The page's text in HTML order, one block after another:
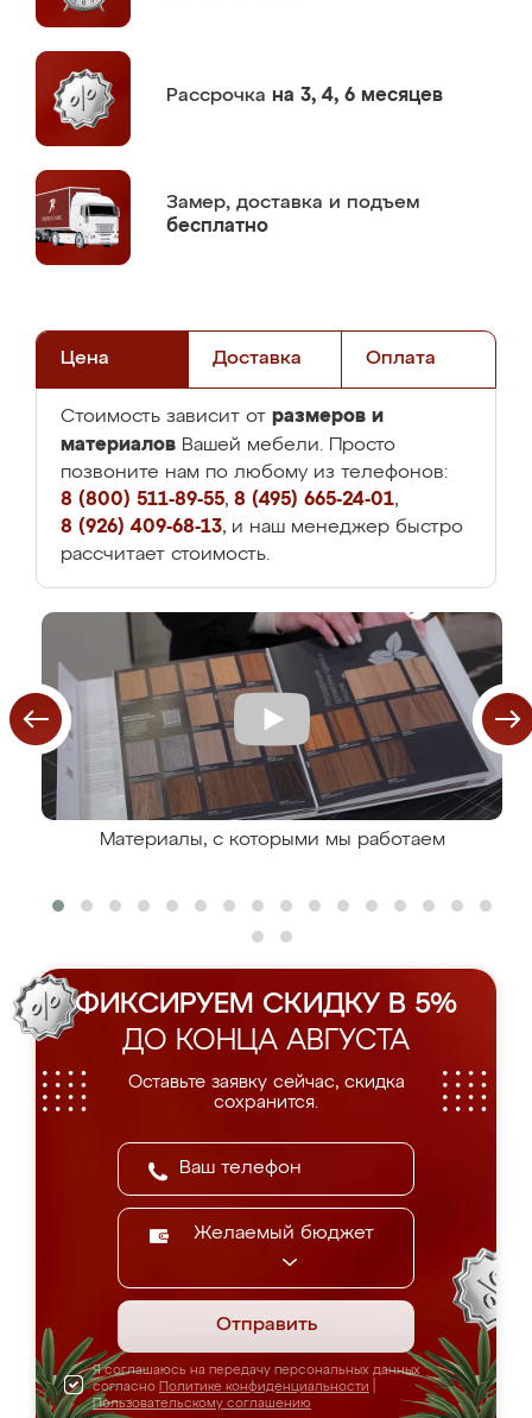
Рассрочка на 3, 4, 6 месяцев
Замер, доставка и подъем
бесплатно
Цена Доставка Оплата
Стоимость зависит от размеров и
материалов Вашей мебели. Просто
позвоните нам по любому из телефонов:
8 (800) 511-89-55, 8 (495) 665-24-01,
8 (926) 409-68-13, и наш менеджер быстро
рассчитает стоимость.
Материалы, с которыми мы работаем
ФИКСИРУЕМ СКИДКУ В 5%
ДО КОНЦА АВГУСТА
Оставьте заявку сейчас, скидка
сохранится.
Желаемый бюджет
Отправить
Я соглашаюсь на передачу персональных данных
согласно Политике конфиденциальности
Пользовательскому соглашению